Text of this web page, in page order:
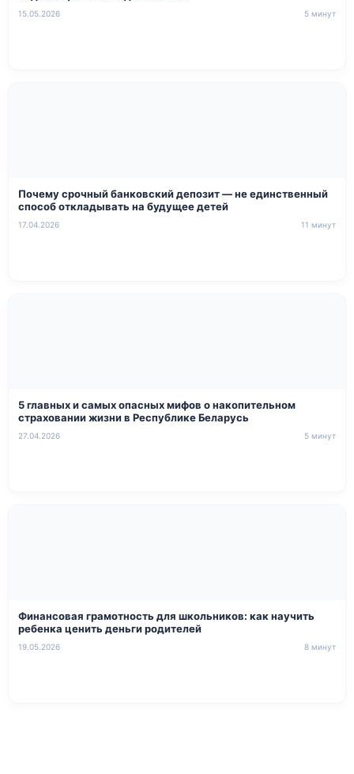
15.05.2026 5 минут
Почему срочный банковский депозит — не единственный
способ откладывать на будущее детей
17.04.2026 11 минут
5 главных и самых опасных мифов о накопительном
страховании жизни в Республике Беларусь
27.04.2026 5 минут
Финансовая грамотность для школьников: как научить
ребенка ценить деньги родителей
19.05.2026 8 минут